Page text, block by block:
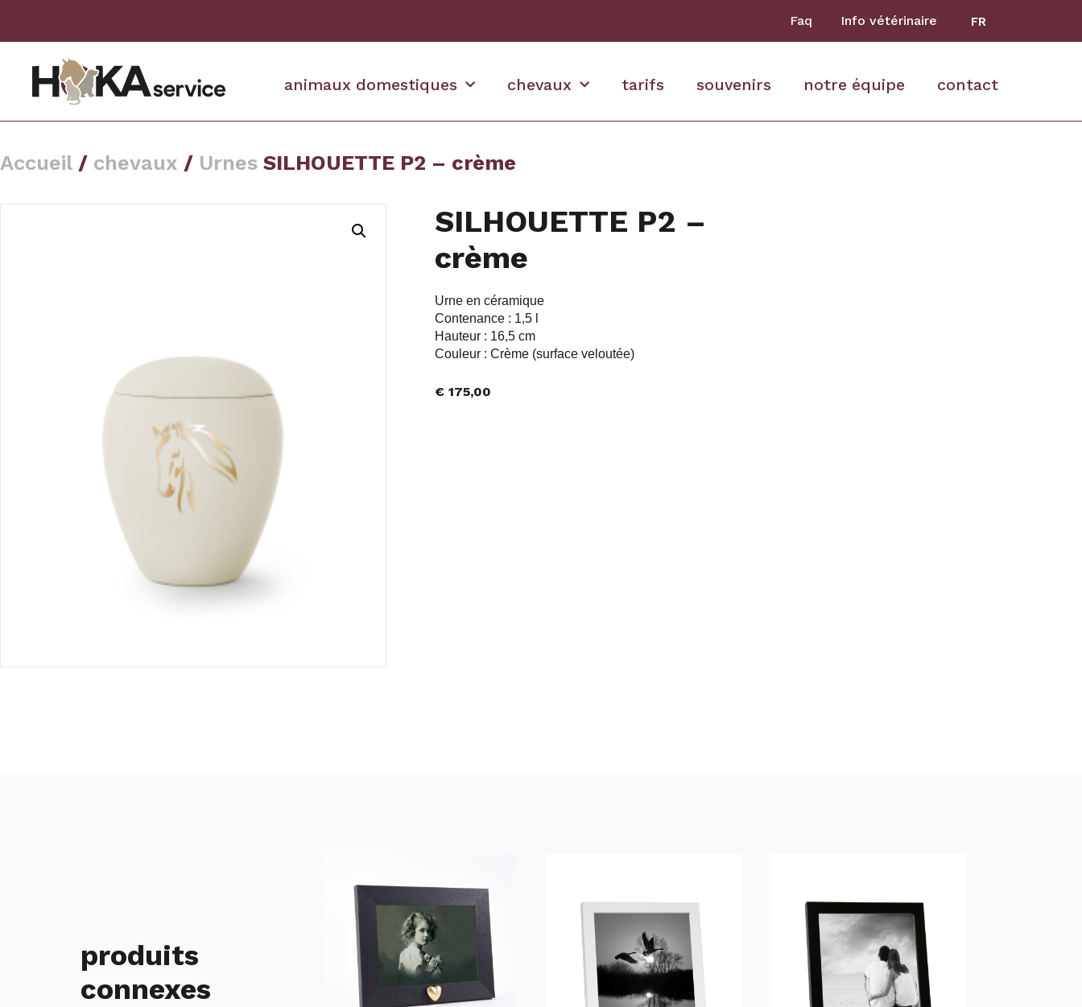
Faq Info vétérinaire FR
animaux domestiques chevaux tarifs souvenirs notre équipe contact
Accueil / chevaux / Urnes SILHOUETTE P2 – crème
SILHOUETTE P2 –
crème
Urne en céramique
Contenance : 1,5 l
Hauteur : 16,5 cm
Couleur : Crème (surface veloutée)
€ 175,00
produits
connexes